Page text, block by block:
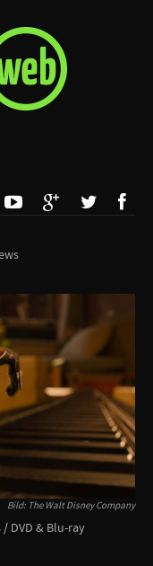
Bild: The Walt Disney Company
/ DVD & Blu-ray